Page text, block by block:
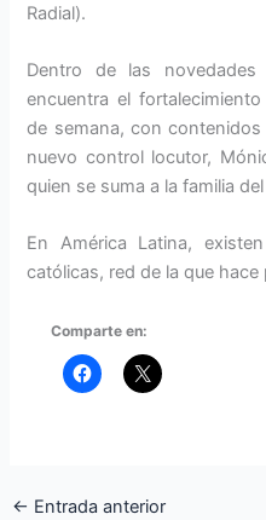
Radial).
Dentro de las
encuentra el
de semana, con
nuevo control locutor,
quien se suma a la familia
En América Latina,
católicas, red de la que hace
Comparte en:
← Entrada anterior